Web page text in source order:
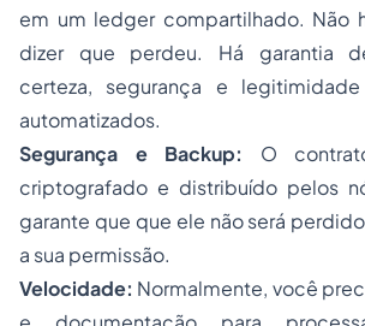
em um ledger compartilhado. Não
dizer que perdeu. Há garantia
certeza, segurança e
automatizados.
Segurança e Backup: O
criptografado e distribuído pelos
garante que que ele não será
a sua permissão.
Velocidade: Normalmente, você